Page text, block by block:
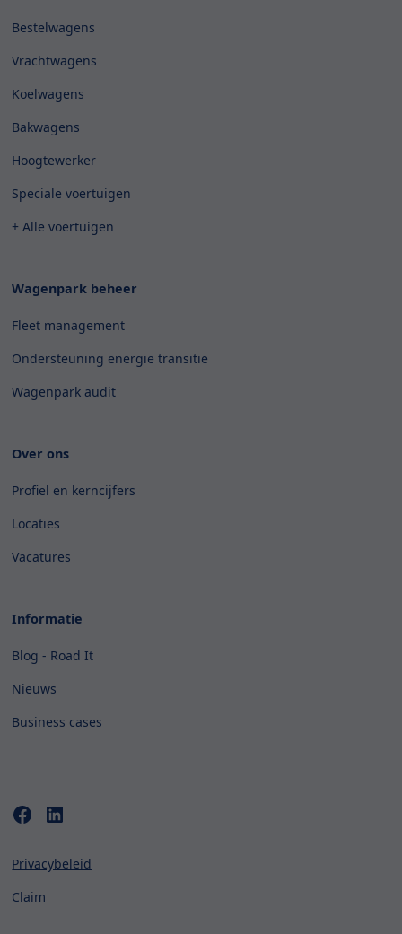
Bestelwagens
Vrachtwagens
Koelwagens
Bakwagens
Hoogtewerker
Speciale voertuigen
+ Alle voertuigen
Wagenpark beheer
Fleet management
Ondersteuning energie transitie
Wagenpark audit
Over ons
Profiel en kerncijfers
Locaties
Vacatures
Informatie
Blog - Road It
Nieuws
Business cases
Privacybeleid
Claim